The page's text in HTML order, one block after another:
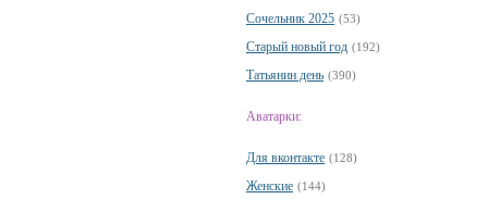
Сочельник 2025 (53)
Старый новый год (192)
Татьянин день (390)
Аватарки:
Для вконтакте (128)
Женские (144)